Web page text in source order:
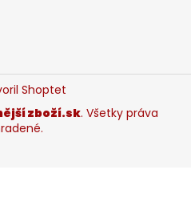
Shoptet
zboží.sk. Všetky práva